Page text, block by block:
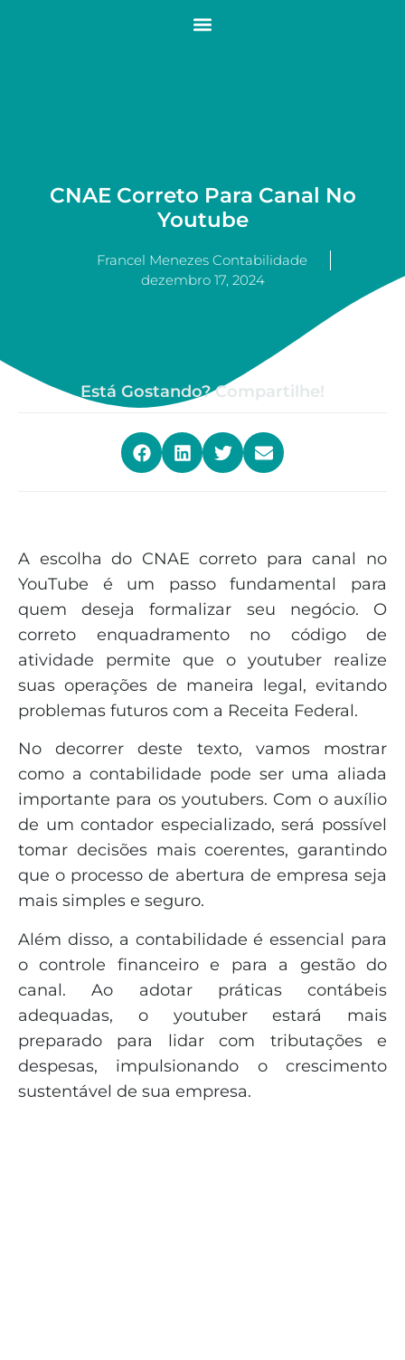
CNAE Correto Para Canal No
Youtube
Francel Menezes Contabilidade
dezembro 17, 2024
Está Gostando? Compartilhe!
A escolha do CNAE correto para canal no
YouTube é um passo fundamental para
quem deseja formalizar seu negócio. O
correto enquadramento no código de
atividade permite que o youtuber realize
suas operações de maneira legal, evitando
problemas futuros com a Receita Federal.
No decorrer deste texto, vamos mostrar
como a contabilidade pode ser uma aliada
importante para os youtubers. Com o auxílio
de um contador especializado, será possível
tomar decisões mais coerentes, garantindo
que o processo de abertura de empresa seja
mais simples e seguro.
Além disso, a contabilidade é essencial para
o controle financeiro e para a gestão do
canal. Ao adotar práticas contábeis
adequadas, o youtuber estará mais
preparado para lidar com tributações e
despesas, impulsionando o crescimento
sustentável de sua empresa.